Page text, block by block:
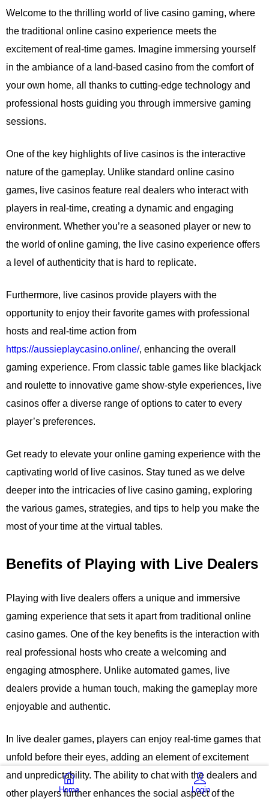
Home Login
Welcome to the thrilling world of live casino gaming, where
the traditional online casino experience meets the
excitement of real-time games. Imagine immersing yourself
in the ambiance of a land-based casino from the comfort of
your own home, all thanks to cutting-edge technology and
professional hosts guiding you through immersive gaming
sessions.
One of the key highlights of live casinos is the interactive
nature of the gameplay. Unlike standard online casino
games, live casinos feature real dealers who interact with
players in real-time, creating a dynamic and engaging
environment. Whether you’re a seasoned player or new to
the world of online gaming, the live casino experience offers
a level of authenticity that is hard to replicate.
Furthermore, live casinos provide players with the
opportunity to enjoy their favorite games with professional
hosts and real-time action from
https://aussieplaycasino.online/, enhancing the overall
gaming experience. From classic table games like blackjack
and roulette to innovative game show-style experiences, live
casinos offer a diverse range of options to cater to every
player’s preferences.
Get ready to elevate your online gaming experience with the
captivating world of live casinos. Stay tuned as we delve
deeper into the intricacies of live casino gaming, exploring
the various games, strategies, and tips to help you make the
most of your time at the virtual tables.
Benefits of Playing with Live Dealers
Playing with live dealers offers a unique and immersive
gaming experience that sets it apart from traditional online
casino games. One of the key benefits is the interaction with
real professional hosts who create a welcoming and
engaging atmosphere. Unlike automated games, live
dealers provide a human touch, making the gameplay more
enjoyable and authentic.
In live dealer games, players can enjoy real-time games that
unfold before their eyes, adding an element of excitement
and unpredictability. The ability to chat with the dealers and
other players further enhances the social aspect of the